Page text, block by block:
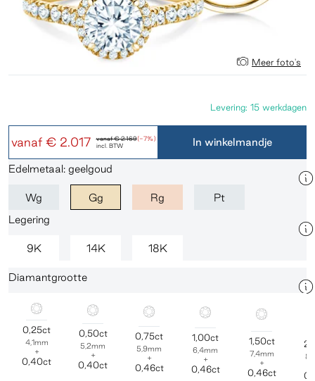
Meer foto's
vanaf€ 2.169(-7%)
vanaf € 2.017 incl. BTW
Levering: 15 werkdagen
In winkelmandje
Edelmetaal: geelgoud
Wg Gg Rg
Pt
Legering
9K 14K 18K
Diamantgrootte
0,25ct
4,1mm
+
0,40ct
0,50ct
5,2mm
+
0,40ct
0,75ct
5,9mm
+
0,46ct
1,00ct
6,4mm
+
0,46ct
1,50ct
7,4mm
+
0,46ct